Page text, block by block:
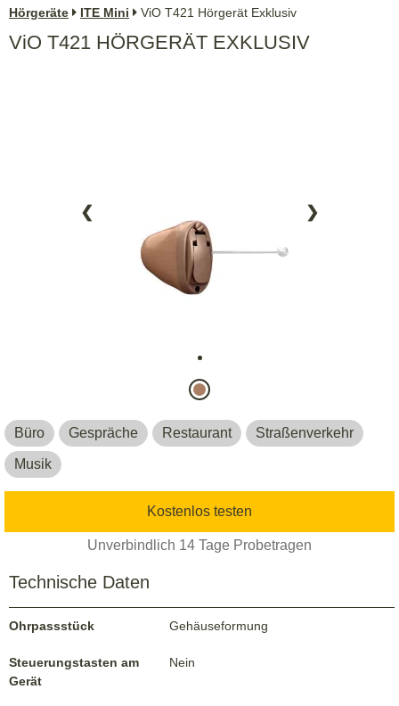
Hörgeräte ITE Mini ViO T421 Hörgerät Exklusiv
ViO T421 HÖRGERÄT EXKLUSIV
❮ ❯
Büro Gespräche Restaurant Straßenverkehr
Musik
Kostenlos testen
Unverbindlich 14 Tage Probetragen
Technische Daten
Ohrpassstück Gehäuseformung
Steuerungstasten am
Gerät
Nein